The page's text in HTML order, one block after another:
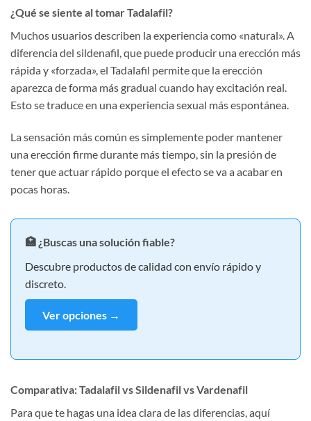
¿Qué se siente al tomar Tadalafil?
Muchos usuarios describen la experiencia como «natural». A
diferencia del sildenafil, que puede producir una erección más
rápida y «forzada», el Tadalafil permite que la erección
aparezca de forma más gradual cuando hay excitación real.
Esto se traduce en una experiencia sexual más espontánea.
La sensación más común es simplemente poder mantener
una erección firme durante más tiempo, sin la presión de
tener que actuar rápido porque el efecto se va a acabar en
pocas horas.
🏥 ¿Buscas una solución fiable?
Descubre productos de calidad con envío rápido y
discreto.
Ver opciones →
Comparativa: Tadalafil vs Sildenafil vs Vardenafil
Para que te hagas una idea clara de las diferencias, aquí